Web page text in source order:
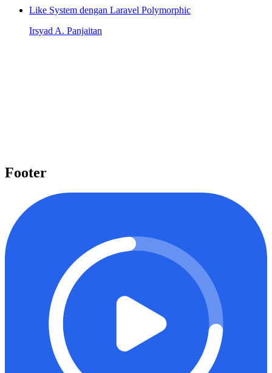
Like System dengan Laravel Polymorphic
Irsyad A. Panjaitan
Footer